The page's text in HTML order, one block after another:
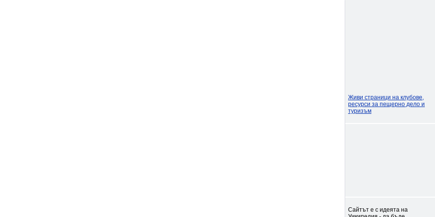
Живи страници на клубове,
ресурси за пещерно дело и
туризъм
Сайтът е с идеята на